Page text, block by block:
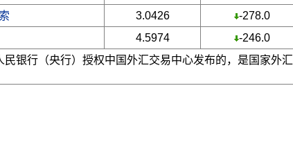
3.0426
-278.0
4.5974
-246.0
银行（央行）授权中国外汇交易中心发布的，是国家外汇